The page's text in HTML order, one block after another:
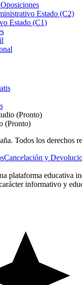
Estado (C2)
Estado (C1)
(Pronto)
(Pronto)
Todos los derechos
Cancelación y
plataforma educativa
informativo y